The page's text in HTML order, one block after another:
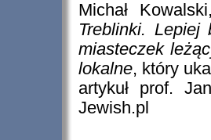
Michał
Treblinki. Lepiej
miasteczek
lokalne, który
artykuł prof.
Jewish.pl